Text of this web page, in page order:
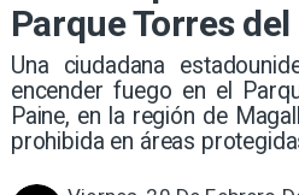
Parque Torres
Una ciudadana
encender fuego en el
Paine, en la región de
prohibida en áreas